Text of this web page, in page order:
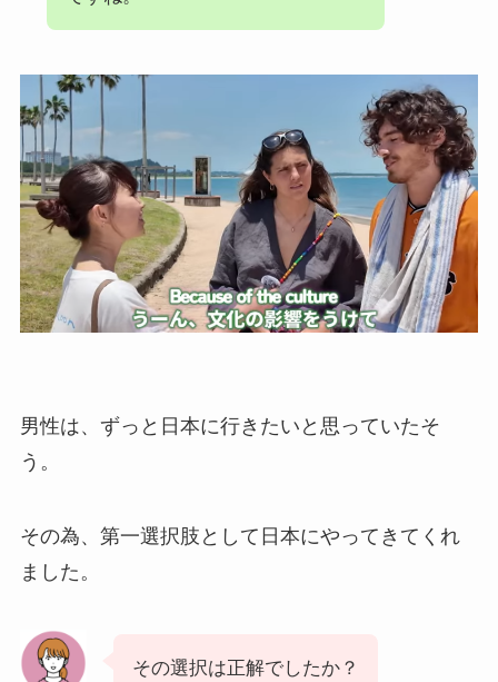
男性は、ずっと日本に行きたいと思っていたそ
う。
その為、第一選択肢として日本にやってきてくれ
ました。
その選択は正解でしたか？